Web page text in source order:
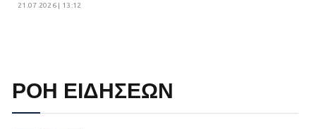
21.07.2026 | 13:12
ΡΟΗ ΕΙΔΗΣΕΩΝ